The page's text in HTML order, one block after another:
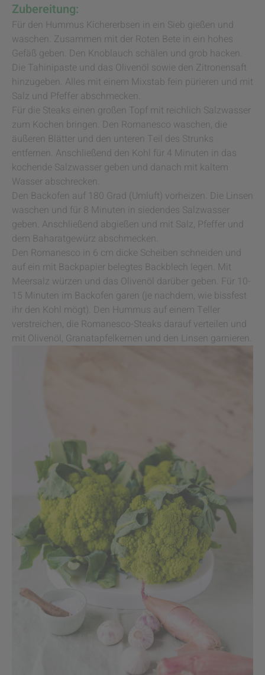
Zubereitung:
Für den Hummus Kichererbsen in ein Sieb gießen und
waschen. Zusammen mit der Roten Bete in ein hohes
Gefäß geben. Den Knoblauch schälen und grob hacken.
Die Tahinipaste und das Olivenöl sowie den Zitronensaft
hinzugeben. Alles mit einem Mixstab fein pürieren und mit
Salz und Pfeffer abschmecken.
Für die Steaks einen großen Topf mit reichlich Salzwasser
zum Kochen bringen. Den Romanesco waschen, die
äußeren Blätter und den unteren Teil des Strunks
entfernen. Anschließend den Kohl für 4 Minuten in das
kochende Salzwasser geben und danach mit kaltem
Wasser abschrecken.
Den Backofen auf 180 Grad (Umluft) vorheizen. Die Linsen
waschen und für 8 Minuten in siedendes Salzwasser
geben. Anschließend abgießen und mit Salz, Pfeffer und
dem Baharatgewürz abschmecken.
Den Romanesco in 6 cm dicke Scheiben schneiden und
auf ein mit Backpapier belegtes Backblech legen. Mit
Meersalz würzen und das Olivenöl darüber geben. Für 10-
15 Minuten im Backofen garen (je nachdem, wie bissfest
ihr den Kohl mögt). Den Hummus auf einem Teller
verstreichen, die Romanesco-Steaks darauf verteilen und
mit Olivenöl, Granatapfelkernen und den Linsen garnieren.